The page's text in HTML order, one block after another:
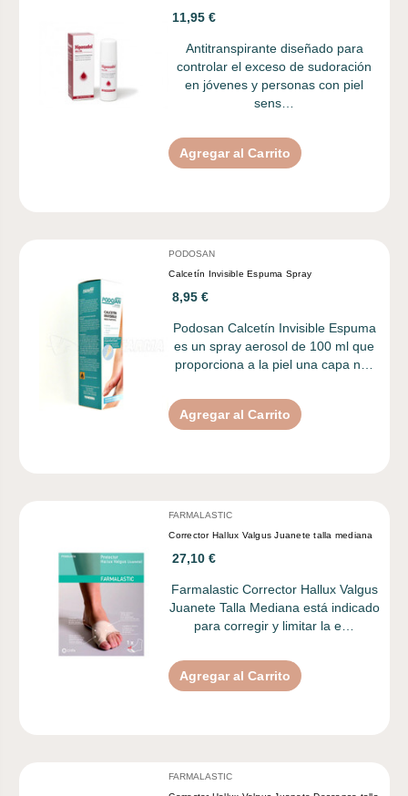
11,95 €
Antitranspirante diseñado para
controlar el exceso de sudoración
en jóvenes y personas con piel
sens…
Agregar al Carrito
PODOSAN
Calcetín Invisible Espuma Spray
8,95 €
Podosan Calcetín Invisible Espuma
es un spray aerosol de 100 ml que
proporciona a la piel una capa n…
Agregar al Carrito
FARMALASTIC
Corrector Hallux Valgus Juanete talla mediana
27,10 €
Farmalastic Corrector Hallux Valgus
Juanete Talla Mediana está indicado
para corregir y limitar la e…
Agregar al Carrito
FARMALASTIC